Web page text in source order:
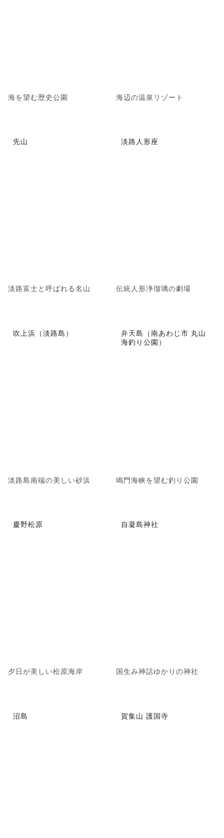
海を望む歴史公園 海辺の温泉リゾート
先山
淡路富士と呼ばれる名山
淡路人形座
伝統人形浄瑠璃の劇場
吹上浜（淡路島）
淡路島南端の美しい砂浜
弁天島（南あわじ市 丸山
海釣り公園）
鳴門海峡を望む釣り公園
慶野松原
夕日が美しい松原海岸
自凝島神社
国生み神話ゆかりの神社
沼島 賀集山 護国寺